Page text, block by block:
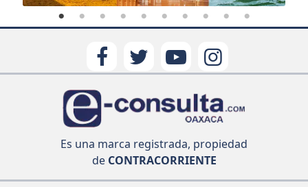
Es una marca registrada, propiedad
deCONTRACORRIENTE